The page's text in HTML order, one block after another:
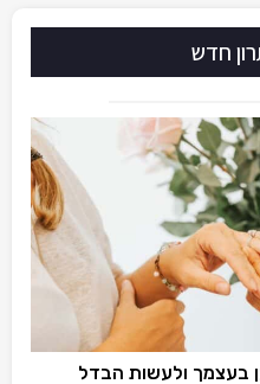
חדש
בעצמך ולעשות הבדל